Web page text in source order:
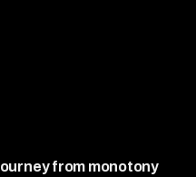
from monotony